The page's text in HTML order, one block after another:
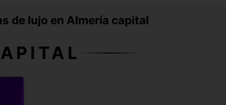
de lujo en Almería capital